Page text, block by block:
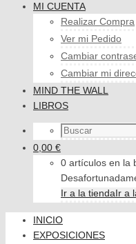
MI CUENTA
Realizar Compra
Ver mi Pedido
Cambiar
Cambiar mi
MIND THE WALL
LIBROS
0,00 €
0 artículos en la
Ir a la tiendaIr a
INICIO
EXPOSICIONES